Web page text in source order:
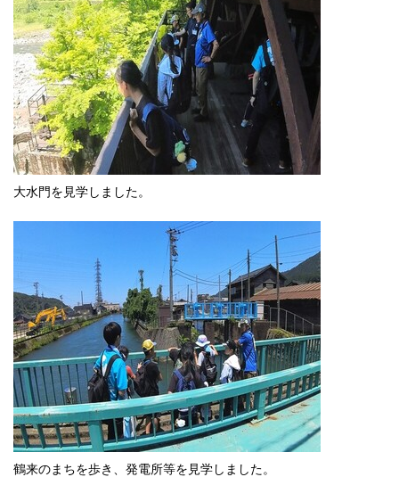
大水門を見学しました。
鶴来のまちを歩き、発電所等を見学しました。